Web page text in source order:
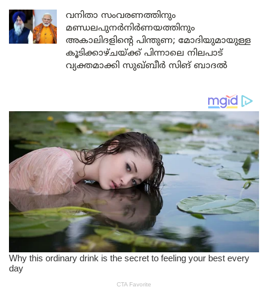
വനിതാ സംവരണത്തിനും
മണ്ഡലപുനർനിർണയത്തിനും
അകാലിദളിന്റെ പിന്തുണ; മോദിയുമായുള്ള
കൂടിക്കാഴ്ചയ്ക്ക് പിന്നാലെ നിലപാട്
വ്യക്തമാക്കി സുഖ്ബീർ സിങ് ബാദൽ